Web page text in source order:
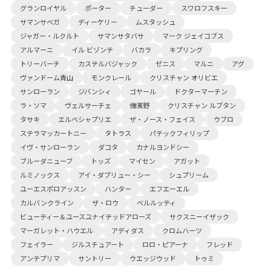
グランロイヤル
ポーター チューダー
スワロフスキー
サマンサベガ
ディーケリー
ムスタッシュ
ジャガー・ルクルト
サマンサタバサ
マーク ジェイコブス
アルマーニ
イル ビゾンテ バカラ
キプリング
トリーバーチ
カステルバジャック ゼニス マルニ
アグ
ヴァンドーム青山
モンクレール
クリスチャン オリビエ
サンローラン
ジバンシィ ゴヤール
ドクターマーチン
ラ・ソマ
ヴェルサーチェ 傳濱野
クリスチャン ルブタン
タサキ
エルベシャプリエ ザ・ノース・フェイス
ウブロ
ステラマッカートニー
タトラス
パテックフィリップ
イヴ・サンローラン
ダコタ
カナルヨンドシー
ブルーダニューブ
トッズ マイセン
アガット
ルミノックス
アイ・ダブリュー・シー
シュプリーム
ユーエスポロアッスン
ハンター
エフエーエル
カルバンクライン
ザ・ロウ
ベルルッティ
ビューティー＆ユースユナイテッドアローズ
サクスニーイザック
マーガレット・ハウエル
アディダス
クロムハーツ
フェイラー
ジルスチュアート ロロ・ピアーナ
フレッド
アンテプリマ
サントリー ウエッジウッド
トゥミ